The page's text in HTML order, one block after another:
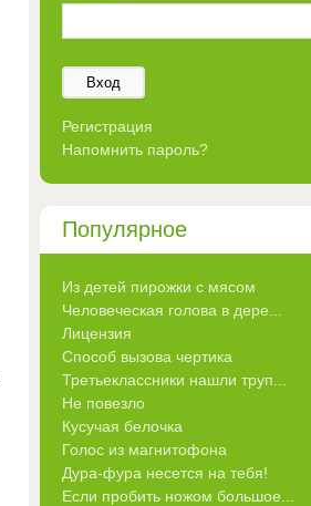
Вход
Регистрация
Напомнить пароль?
Популярное
Из детей пирожки с мясом
Человеческая голова в дере...
Лицензия
Способ вызова чертика
Третьеклассники нашли труп...
Не повезло
Кусучая белочка
Голос из магнитофона
Дура-фура несется на тебя!
Если пробить ножом большое...